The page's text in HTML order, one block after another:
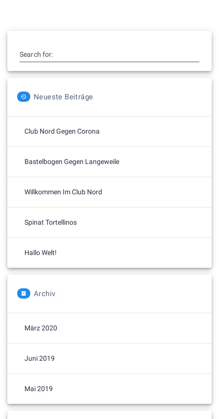
Search for:
Neueste Beiträge
Club Nord Gegen Corona
Bastelbogen Gegen Langeweile
Willkommen Im Club Nord
Spinat Tortellinos
Hallo Welt!
Archiv
März 2020
Juni 2019
Mai 2019